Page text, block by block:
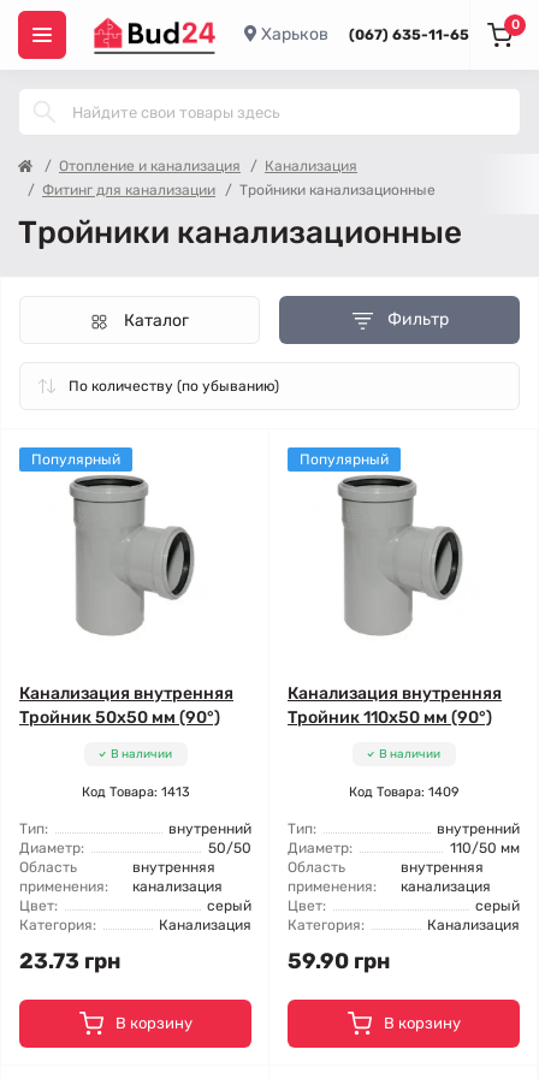
Харьков (067) 635-11-65
0
Отопление и канализация
Канализация
Фитинг для канализации
Тройники канализационные
Тройники канализационные
Фильтр
Каталог
Популярный
Канализация внутренняя
Тройник 50x50 мм (90°)
В наличии
Код Товара: 1413
Тип:
внутренний
Диаметр:
50/50
Область
применения:
внутренняя
канализация
Цвет:
серый
Категория:
Канализация
23.73 грн
В корзину
Популярный
Канализация внутренняя
Тройник 110x50 мм (90°)
В наличии
Код Товара: 1409
Тип:
внутренний
Диаметр:
110/50 мм
Область
применения:
внутренняя
канализация
Цвет:
серый
Категория:
Канализация
59.90 грн
В корзину